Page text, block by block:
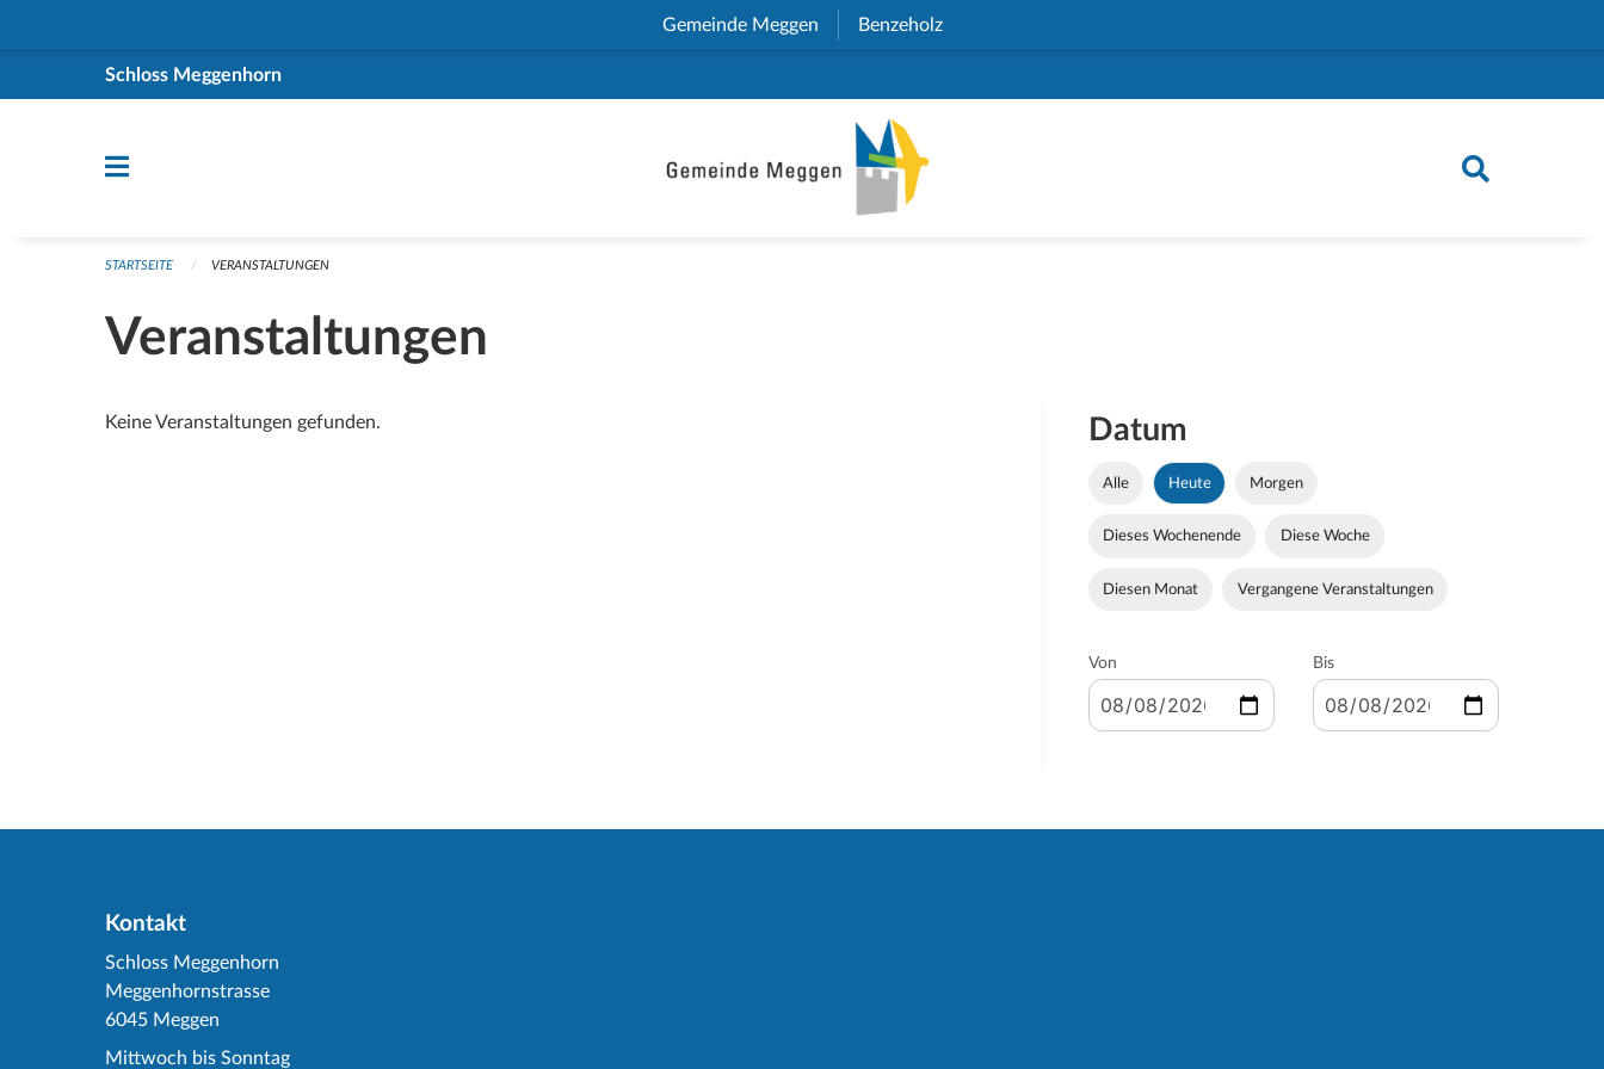
Gemeinde Meggen (External Link)
Benzeholz(External Link)
Schloss Meggenhorn
STARTSEITE VERANSTALTUNGEN
Veranstaltungen
Keine Veranstaltungen gefunden. Datum
Alle Heute Morgen
Dieses Wochenende Diese Woche
Diesen Monat Vergangene Veranstaltungen
Von Bis
Kontakt
Schloss Meggenhorn
Meggenhornstrasse
6045 Meggen
Mittwoch bis Sonntag